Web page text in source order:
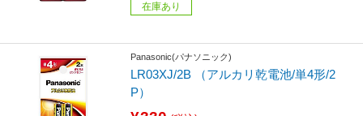
在庫あり
Panasonic(パナソニック)
LR03XJ/2B （アルカリ乾電池/単4形/2
P）